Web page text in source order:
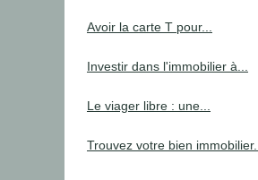
Avoir la carte T pour...
Investir dans l'immobilier à...
Le viager libre : une...
Trouvez votre bien immobilier...